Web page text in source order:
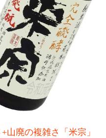
廃の複雑さ「米宗」